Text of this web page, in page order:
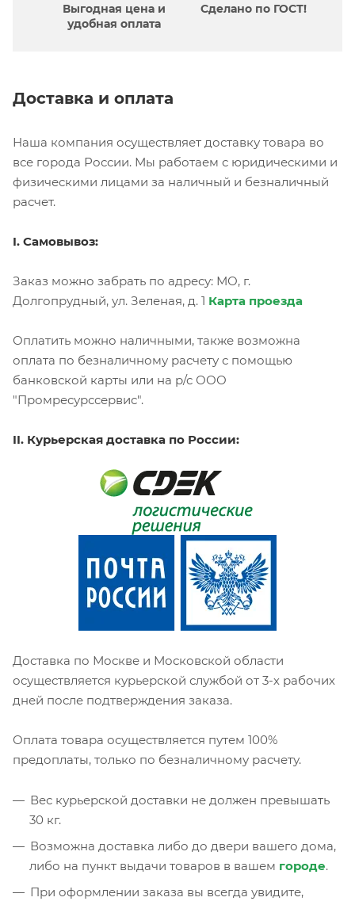
Выгодная цена и
удобная оплата
Сделано по ГОСТ!
Доставка и оплата
Наша компания осуществляет доставку товара во
все города России. Мы работаем с юридическими и
физическими лицами за наличный и безналичный
расчет.
I. Самовывоз:
Заказ можно забрать по адресу: МО, г.
Долгопрудный, ул. Зеленая, д. 1 Карта проезда
Оплатить можно наличными, также возможна
оплата по безналичному расчету с помощью
банковской карты или на р/с ООО
"Промресурссервис".
II. Курьерская доставка по России:
Доставка по Москве и Московской области
осуществляется курьерской службой от 3-х рабочих
дней после подтверждения заказа.
Оплата товара осуществляется путем 100%
предоплаты, только по безналичному расчету.
Вес курьерской доставки не должен превышать
30 кг.
Возможна доставка либо до двери вашего дома,
либо на пункт выдачи товаров в вашем городе.
При оформлении заказа вы всегда увидите,